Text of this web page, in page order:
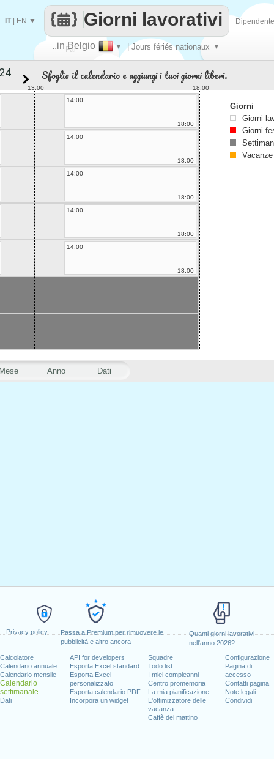
Privacy policy
Passa a Premium per rimuovere le
pubblicità e altro ancora
Quanti giorni lavorativi
nell'anno 2026?
Calcolatore
Calendario annuale
Calendario mensile
Calendario
settimanale
Dati
API for developers
Esporta Excel standard
Esporta Excel
personalizzato
Esporta calendario PDF
Incorpora un widget
Squadre
Todo list
I miei compleanni
Centro promemoria
La mia pianificazione
L'ottimizzatore delle
vacanza
Caffè del mattino
Configurazione
Pagina di
accesso
Contatti pagina
Note legali
Condividi
Fai
..in Belgio ▼ | Jours fériés nationaux ▼
Giorni lavorativi
IT| EN ▼
Anno Dati
Sfoglia il calendario e aggiungi i tuoi giorni liberi.
13:00
18:00
14:00
18:00
14:00
18:00
14:00
18:00
14:00
18:00
14:00
18:00
Giorni
Giorni
Giorni
Vacanze